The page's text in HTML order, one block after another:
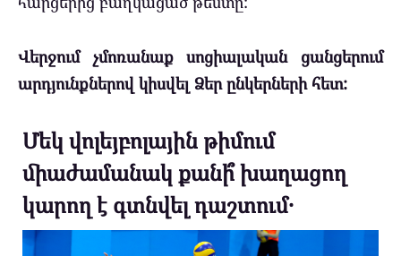
Վերջում չմոռանաք սոցիալական ցանցերում
արդյունքներով կիսվել Ձեր ընկերների հետ:
Մեկ վոլեյբոլային թիմում
միաժամանակ քանի՞ խաղացող
կարող է գտնվել դաշտում․